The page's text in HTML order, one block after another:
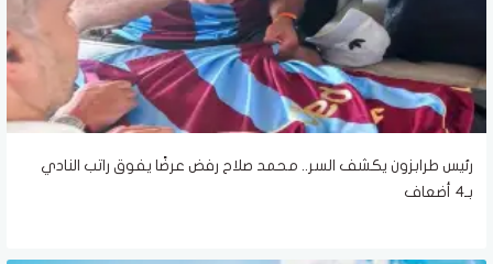
رئيس طرابزون يكشف السر.. محمد صلاح رفض عرضًا يفوق راتب النادي
بـ4 أضعاف